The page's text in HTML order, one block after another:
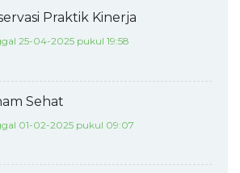
Praktik Kinerja
25-04-2025 pukul 19:58
Sehat
01-02-2025 pukul 09:07